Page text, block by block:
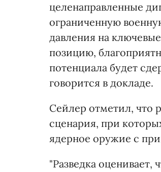
целенаправленные
ограниченную
давления на
позицию,
потенциала будет
говорится в докладе.
Сейлер отметил, что
сценария, при
ядерное оружие с
"Разведка оценивает,